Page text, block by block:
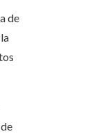
de